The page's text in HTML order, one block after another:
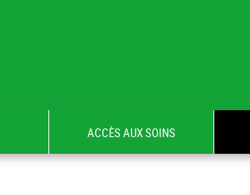
ACCÈS AUX SOINS